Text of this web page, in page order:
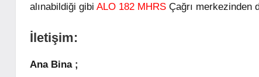
alınabildiği gibi ALO 182 MHRS Çağrı merkezinden
İletişim:
Ana Bina ;